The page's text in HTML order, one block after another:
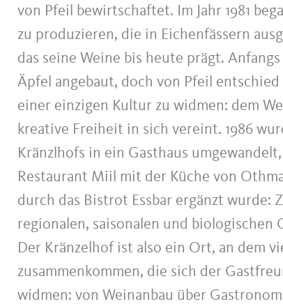
von Pfeil bewirtschaftet. Im Jahr 1981
zu produzieren, die in Eichenfässern
das seine Weine bis heute prägt.
Äpfel angebaut, doch von Pfeil
einer einzigen Kultur zu widmen: dem
kreative Freiheit in sich vereint. 1986
Kränzlhofs in ein Gasthaus
Restaurant Miil mit der Küche von
durch das Bistrot Essbar ergänzt wurde:
regionalen, saisonalen und biologischen
Der Kränzelhof ist also ein Ort, an dem
zusammenkommen, die sich der
widmen: von Weinanbau über